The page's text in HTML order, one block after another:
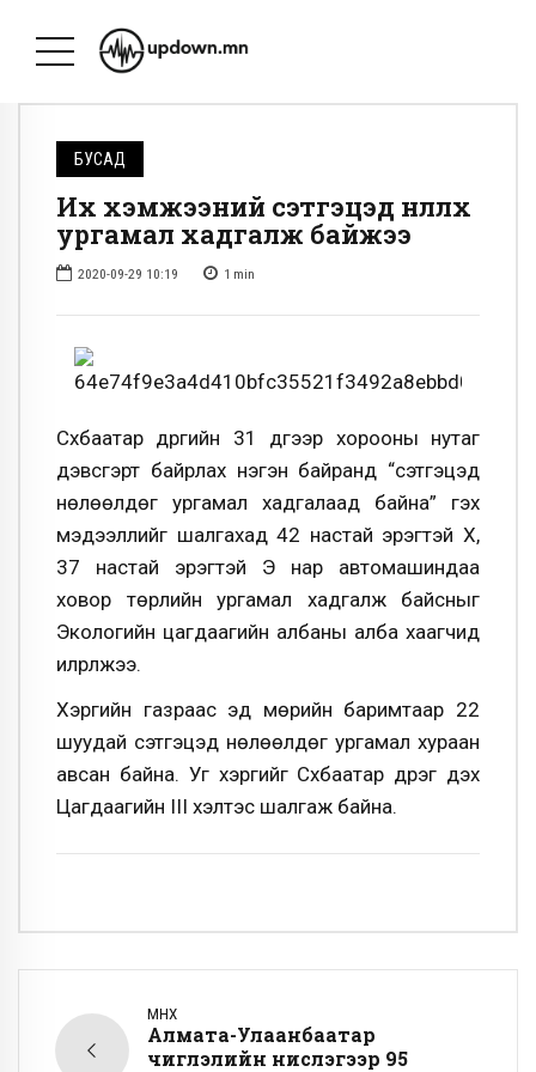
БУСАД
Их хэмжээний сэтгэцэд нөлөөлөх
ургамал хадгалж байжээ
2020-09-29 10:19 1 min
Сүхбаатар дүүргийн 31 дүгээр хорооны нутаг
дэвсгэрт байрлах нэгэн байранд “сэтгэцэд
нөлөөлдөг ургамал хадгалаад байна” гэх
мэдээллийг шалгахад42 настай эрэгтэй Х,
37 настай эрэгтэй Э нар автомашиндаа
ховор төрлийн ургамал хадгалж байсныг
Экологийн цагдаагийн албаны алба хаагчид
илрүүлжээ.
Хэргийн газраас эд мөрийн баримтаар 22
шуудай сэтгэцэд нөлөөлдөг ургамал хураан
авсан байна. Уг хэргийг Сүхбаатар дүүрэг дэх
Цагдаагийн III хэлтэс шалгаж байна.
ӨМНӨХ
Алмата-Улаанбаатар
чиглэлийн нислэгээр 95